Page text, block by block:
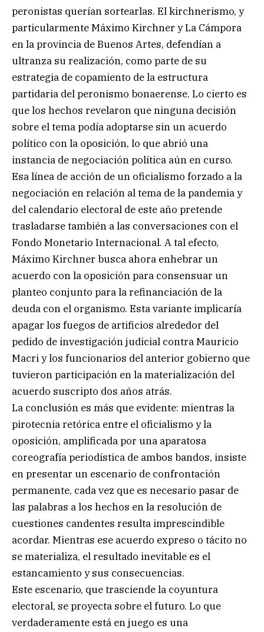
peronistas querían sortearlas. El kirchnerismo, y
particularmente Máximo Kirchner y La Cámpora
en la provincia de Buenos Artes, defendían a
ultranza su realización, como parte de su
estrategia de copamiento de la estructura
partidaria del peronismo bonaerense. Lo cierto es
que los hechos revelaron que ninguna decisión
sobre el tema podía adoptarse sin un acuerdo
político con la oposición, lo que abrió una
instancia de negociación política aún en curso.
Esa línea de acción de un oficialismo forzado a la
negociación en relación al tema de la pandemia y
del calendario electoral de este año pretende
trasladarse también a las conversaciones con el
Fondo Monetario Internacional. A tal efecto,
Máximo Kirchner busca ahora enhebrar un
acuerdo con la oposición para consensuar un
planteo conjunto para la refinanciación de la
deuda con el organismo. Esta variante implicaría
apagar los fuegos de artificios alrededor del
pedido de investigación judicial contra Mauricio
Macri y los funcionarios del anterior gobierno que
tuvieron participación en la materialización del
acuerdo suscripto dos años atrás.
La conclusión es más que evidente: mientras la
pirotecnia retórica entre el oficialismo y la
oposición, amplificada por una aparatosa
coreografía periodística de ambos bandos, insiste
en presentar un escenario de confrontación
permanente, cada vez que es necesario pasar de
las palabras a los hechos en la resolución de
cuestiones candentes resulta imprescindible
acordar. Mientras ese acuerdo expreso o tácito no
se materializa, el resultado inevitable es el
estancamiento y sus consecuencias.
Este escenario, que trasciende la coyuntura
electoral, se proyecta sobre el futuro. Lo que
verdaderamente está en juego es una